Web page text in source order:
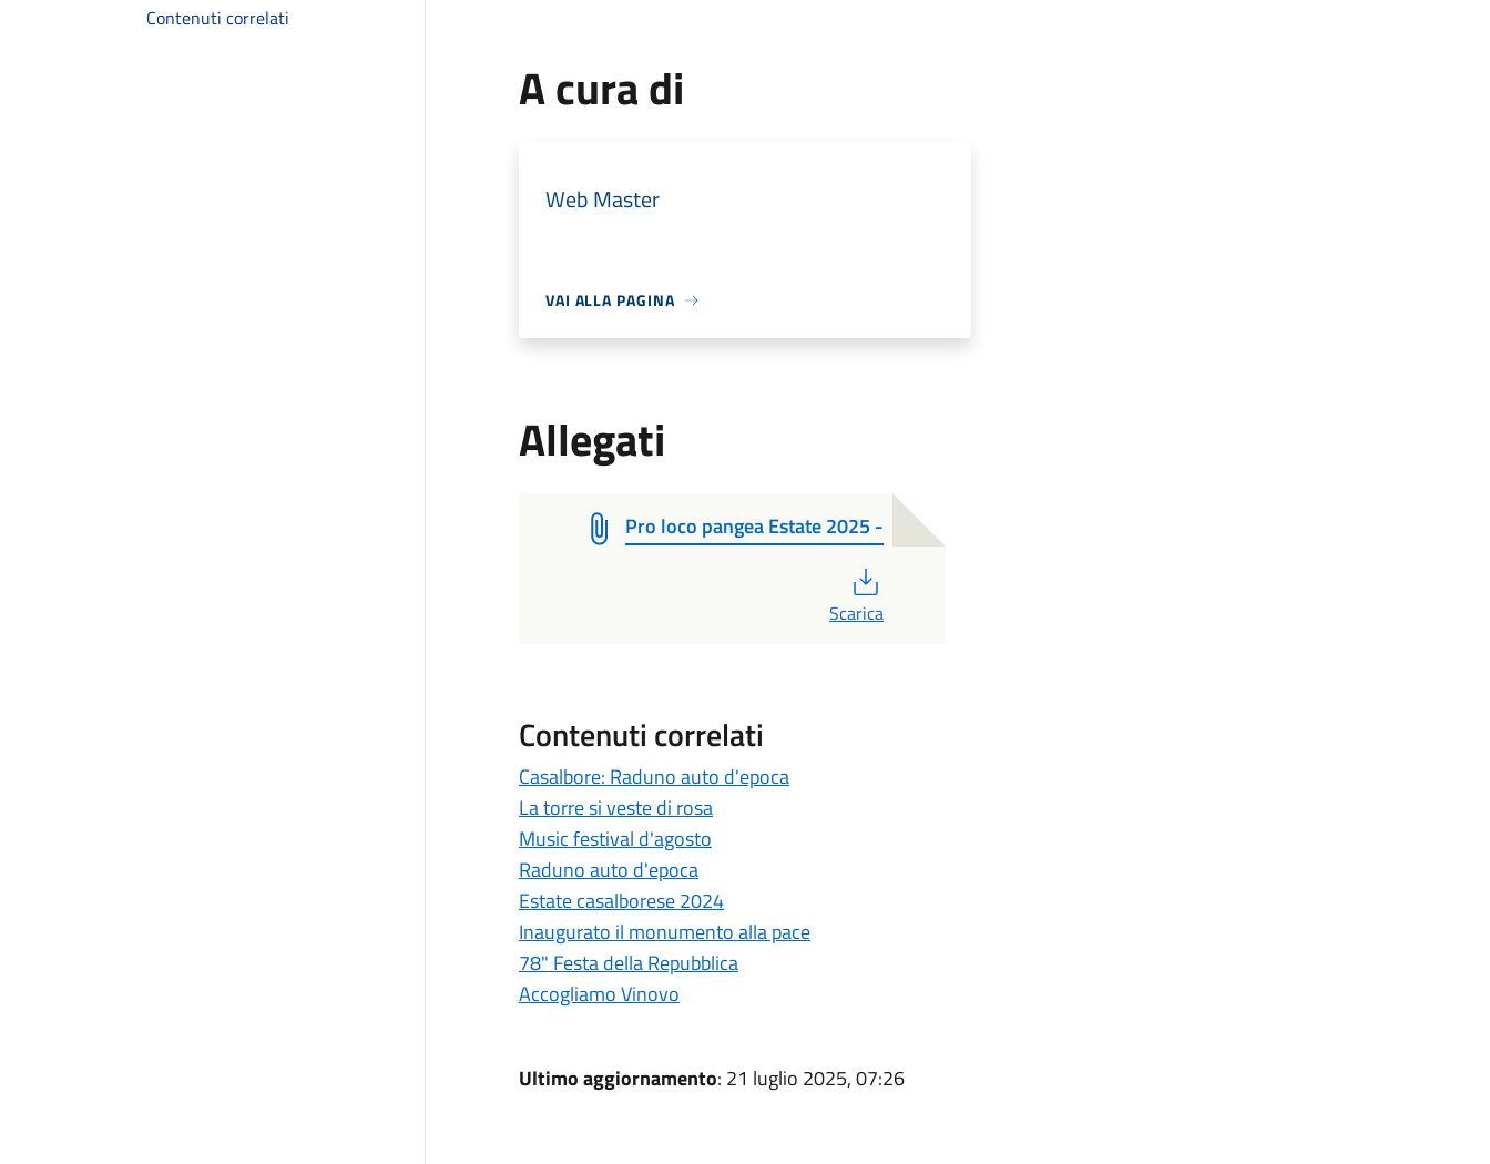
Contenuti correlati
A cura di
Web Master
VAI ALLA PAGINA
Allegati
Pro loco pangea Estate 2025 -
Scarica
Contenuti correlati
Casalbore: Raduno auto d'epoca
La torre si veste di rosa
Music festival d'agosto
Raduno auto d'epoca
Estate casalborese 2024
Inaugurato il monumento alla pace
78" Festa della Repubblica
Accogliamo Vinovo
Ultimo aggiornamento: 21 luglio 2025, 07:26